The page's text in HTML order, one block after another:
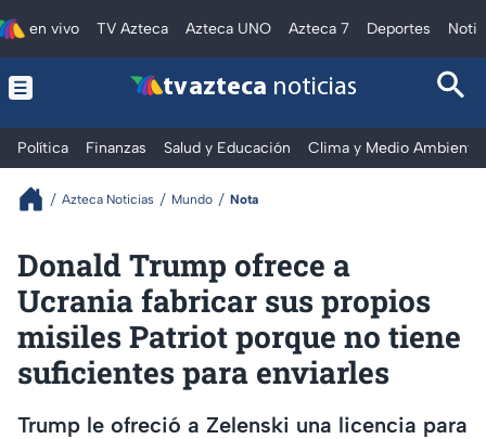
en vivo TV Azteca Azteca UNO Azteca 7 Deportes
tv azteca noticias
Política Finanzas Salud y Educación Clima y Medio Ambiente
Azteca Noticias Mundo Nota
Donald Trump ofrece a
Ucrania fabricar sus propios
misiles Patriot porque no tiene
suficientes para enviarles
Trump le ofreció a Zelenski una licencia para